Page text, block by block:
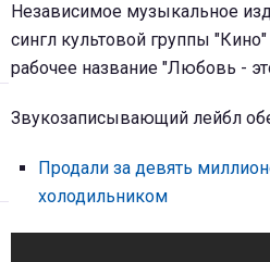
Независимое музыкальное
сингл культовой группы
рабочее название "Любовь -
Звукозаписывающий лейбл
Продали за девять
холодильником